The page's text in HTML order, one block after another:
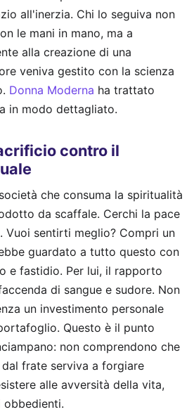
all'inerzia. Chi lo seguiva non
le mani in mano, ma a
alla creazione di una
veniva gestito con la scienza
Donna Moderna ha trattato
in modo dettagliato.
contro il
che consuma la spiritualità
da scaffale. Cerchi la pace
Vuoi sentirti meglio? Compri un
guardato a tutto questo con
e fastidio. Per lui, il rapporto
di sangue e sudore. Non
un investimento personale
Questo è il punto
non comprendono che
frate serviva a forgiare
alle avversità della vita,
obbedienti.